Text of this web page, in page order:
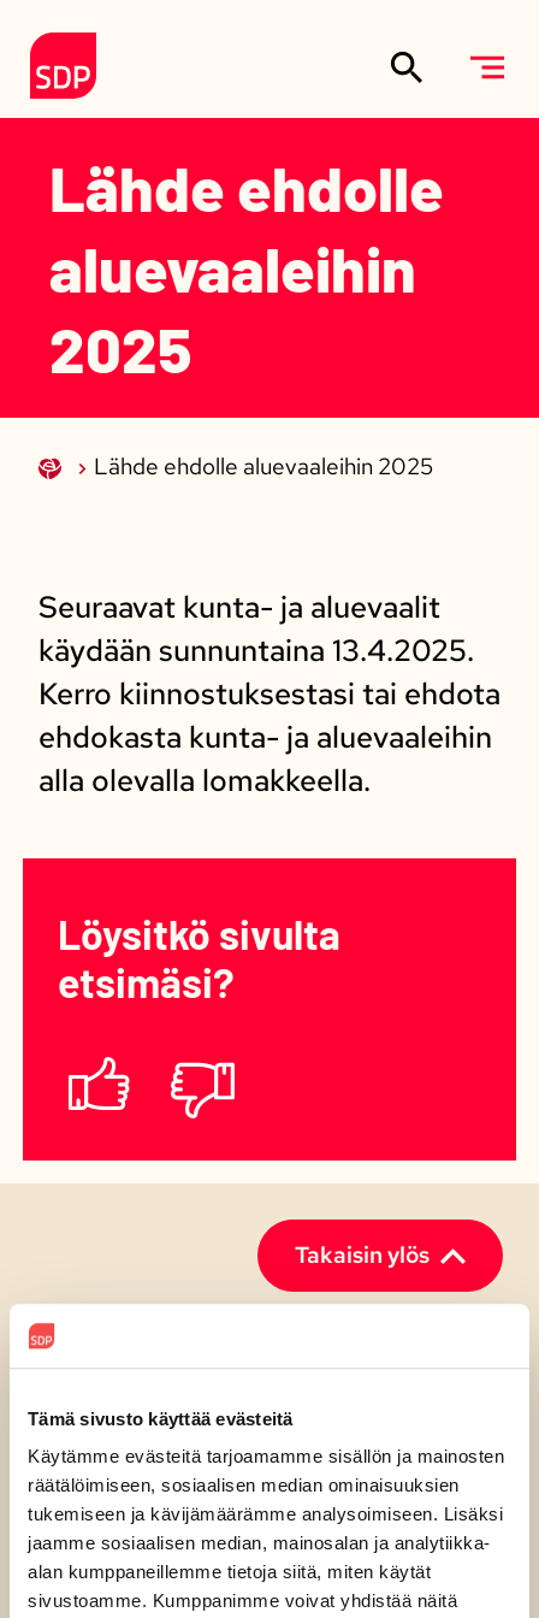
Tämä sivusto käyttää evästeitä
Käytämme evästeitä tarjoamamme sisällön ja mainosten
räätälöimiseen, sosiaalisen median ominaisuuksien
tukemiseen ja kävijämäärämme analysoimiseen. Lisäksi
jaamme sosiaalisen median, mainosalan ja analytiikka-
alan kumppaneillemme tietoja siitä, miten käytät
sivustoamme. Kumppanimme voivat yhdistää näitä
Etusivulle
Lähde ehdolle
aluevaaleihin
2025
Lähde ehdolle aluevaaleihin 2025
Seuraavat kunta- ja aluevaalit
käydään sunnuntaina 13.4.2025.
Kerro kiinnostuksestasi tai ehdota
ehdokasta kunta- ja aluevaaleihin
alla olevalla lomakkeella.
Löysitkö sivulta
etsimäsi?
Löysitkö
sivulta
(Pakollinen)
Takaisin ylös
Etusivulle
Suomen Sosialidemokraattinen
Puolue
Siltasaarenkatu 18–20 C